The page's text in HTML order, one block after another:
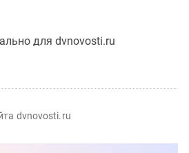
для dvnovosti.ru
dvnovosti.ru